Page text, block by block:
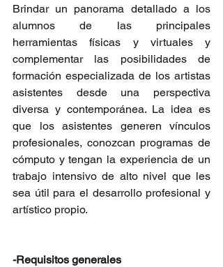
Brindar un panorama detallado a los
alumnos de las principales
herramientas físicas y virtuales y
complementar las posibilidades de
formación especializada de los artistas
asistentes desde una perspectiva
diversa y contemporánea. La idea es
que los asistentes generen vínculos
profesionales, conozcan programas de
cómputo y tengan la experiencia de un
trabajo intensivo de alto nivel que les
sea útil para el desarrollo profesional y
artístico propio.
-Requisitos generales